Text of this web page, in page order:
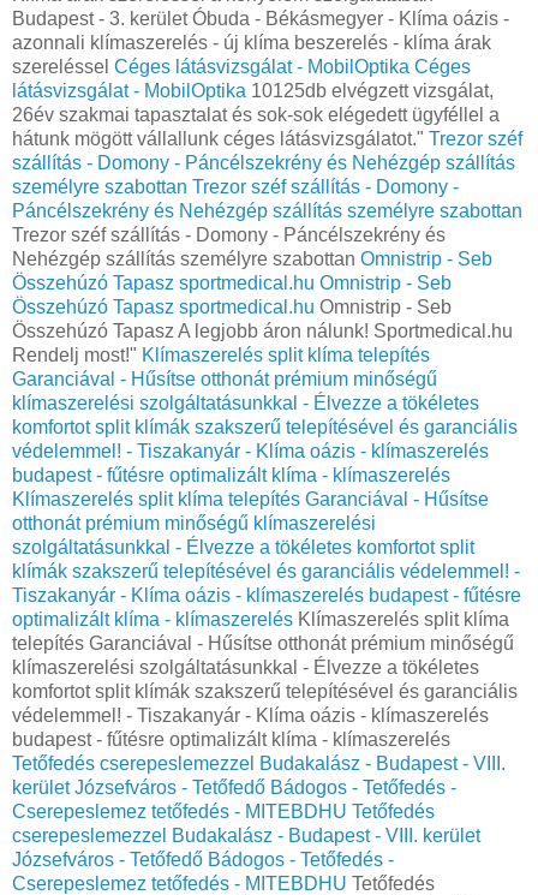
Budapest - 3. kerület Óbuda - Békásmegyer - Klíma oázis -
azonnali klímaszerelés - új klíma beszerelés - klíma árak
szereléssel Céges látásvizsgálat - MobilOptika Céges
látásvizsgálat - MobilOptika 10125db elvégzett vizsgálat,
26év szakmai tapasztalat és sok-sok elégedett ügyféllel a
hátunk mögött vállallunk céges látásvizsgálatot." Trezor széf
szállítás - Domony - Páncélszekrény és Nehézgép szállítás
személyre szabottan Trezor széf szállítás - Domony -
Páncélszekrény és Nehézgép szállítás személyre szabottan
Trezor széf szállítás - Domony - Páncélszekrény és
Nehézgép szállítás személyre szabottan Omnistrip - Seb
Összehúzó Tapasz sportmedical.hu Omnistrip - Seb
Összehúzó Tapasz sportmedical.hu Omnistrip - Seb
Összehúzó Tapasz A legjobb áron nálunk! Sportmedical.hu
Rendelj most!" Klímaszerelés split klíma telepítés
Garanciával - Hűsítse otthonát prémium minőségű
klímaszerelési szolgáltatásunkkal - Élvezze a tökéletes
komfortot split klímák szakszerű telepítésével és garanciális
védelemmel! - Tiszakanyár - Klíma oázis - klímaszerelés
budapest - fűtésre optimalizált klíma - klímaszerelés
Klímaszerelés split klíma telepítés Garanciával - Hűsítse
otthonát prémium minőségű klímaszerelési
szolgáltatásunkkal - Élvezze a tökéletes komfortot split
klímák szakszerű telepítésével és garanciális védelemmel! -
Tiszakanyár - Klíma oázis - klímaszerelés budapest - fűtésre
optimalizált klíma - klímaszerelés Klímaszerelés split klíma
telepítés Garanciával - Hűsítse otthonát prémium minőségű
klímaszerelési szolgáltatásunkkal - Élvezze a tökéletes
komfortot split klímák szakszerű telepítésével és garanciális
védelemmel! - Tiszakanyár - Klíma oázis - klímaszerelés
budapest - fűtésre optimalizált klíma - klímaszerelés
Tetőfedés cserepeslemezzel Budakalász - Budapest - VIII.
kerület Józsefváros - Tetőfedő Bádogos - Tetőfedés -
Cserepeslemez tetőfedés - MITEBDHU Tetőfedés
cserepeslemezzel Budakalász - Budapest - VIII. kerület
Józsefváros - Tetőfedő Bádogos - Tetőfedés -
Cserepeslemez tetőfedés - MITEBDHU Tetőfedés